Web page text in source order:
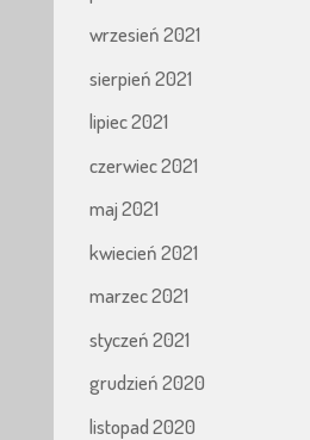
wrzesień 2021
sierpień 2021
lipiec 2021
czerwiec 2021
maj 2021
kwiecień 2021
marzec 2021
styczeń 2021
grudzień 2020
listopad 2020